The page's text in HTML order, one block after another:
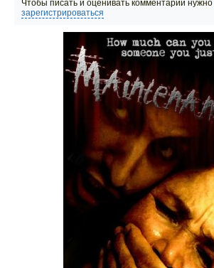
Чтобы писать и оценивать комментарии нужно
зарегистрироваться